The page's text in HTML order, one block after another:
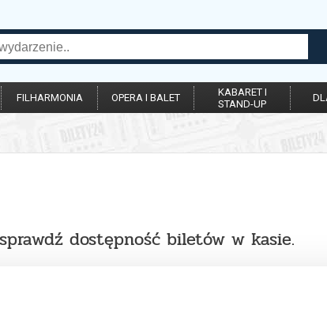
FILHARMONIA OPERA I BALET
KABARET I
STAND-UP
dostępność biletów w kasie.